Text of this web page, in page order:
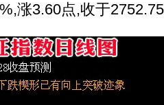
3.60点,收于2752.75